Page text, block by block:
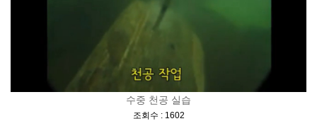
수중 천공 실습
조회수 : 1602